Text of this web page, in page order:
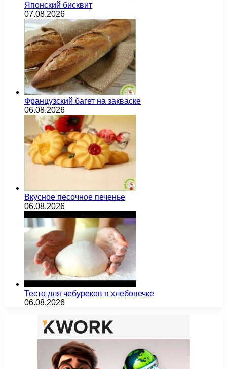
Японский бисквит
07.08.2026
Французский багет на закваске
06.08.2026
Вкусное песочное печенье
06.08.2026
Тесто для чебуреков в хлебопечке
06.08.2026